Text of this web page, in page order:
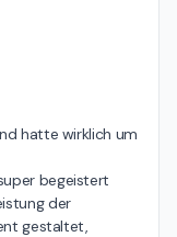
hatte wirklich um
begeistert
der
gestaltet,